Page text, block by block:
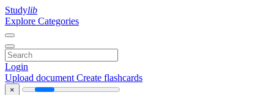
Studylib
Explore Categories
Login
Upload document Create flashcards
×